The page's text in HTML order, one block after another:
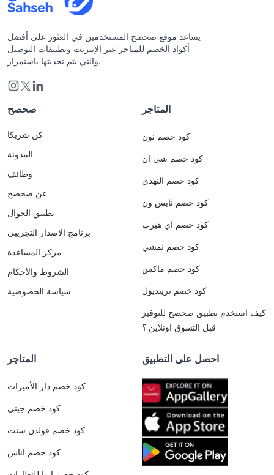
يساعد موقع صحصح المستخدمين في العثور على أفضل
أكواد الخصم للمتاجر عبر الإنترنت وتطبيقات التوصيل
والتي يتم تحديثها باستمرار.
صحصح
كن شريكا
المدونة
وظائف
عن صحصح
تطبيق الجوال
برنامج الاصدار التجريبي
مركز المساعدة
الشروط والأحكام
سياسة الخصوصية
المتاجر
كود خصم نون
كود خصم شي ان
كود خصم النهدي
كود خصم نايس ون
كود خصم اي هيرب
كود خصم نمشي
كود خصم ماكس
كود خصم ترينديول
كيف استخدم تطبيق صحصح للتوفير
قبل التسوق اونلاين ؟
المتاجر
كود خصم دار الأميرات
كود خصم جيني
كود خصم قولدن سنت
كود خصم اناس
احصل على التطبيق